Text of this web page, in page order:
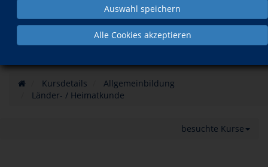
Auswahl speichern
Alle Cookies akzeptieren
Kursdetails
Allgemeinbildung
Länder- / Heimatkunde
besuchte Kurse